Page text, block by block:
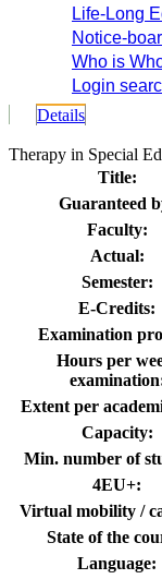
Life-Long
Notice-
Who is
Login
Details
Therapy in Special
Title:
Guaranteed
Faculty:
Actual:
Semester:
E-Credits:
Examination
Hours per
Extent per
Capacity:
Min. number of
4EU+:
Virtual mobility /
State of the
Language: